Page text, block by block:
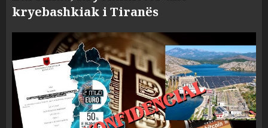
kryebashkiak i Tiranës